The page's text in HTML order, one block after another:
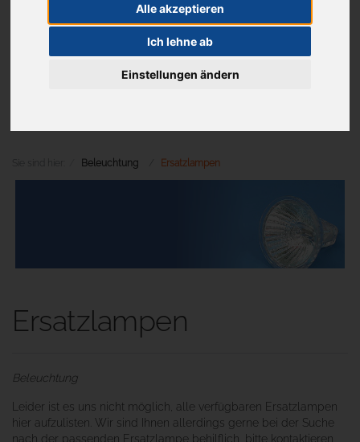
Alle akzeptieren
Ich lehne ab
Einstellungen ändern
Sie sind hier: Beleuchtung Ersatzlampen
Ersatzlampen
Beleuchtung
Leider ist es uns nicht möglich, alle verfügbaren Ersatzlampen
hier aufzulisten. Wir sind Ihnen allerdings gerne bei der Suche
nach der passenden Ersatzlampe behilflich, bitte kontaktieren